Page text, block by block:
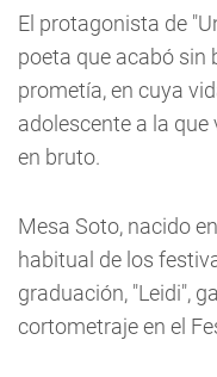
El protagonista de
poeta que acabó sin
prometía, en cuya
adolescente a la
en bruto.
Mesa Soto, nacido
habitual de los
graduación, "Leidi",
cortometraje en el